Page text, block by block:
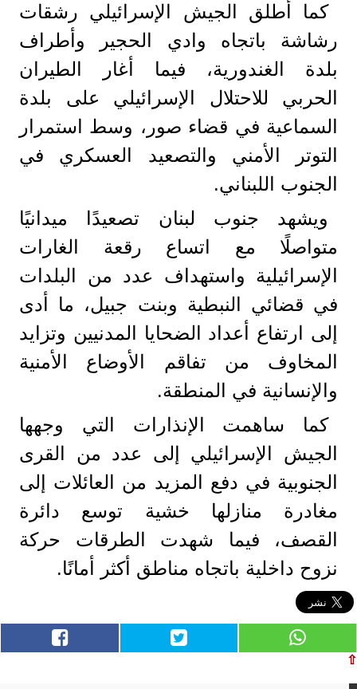
كما أطلق الجيش الإسرائيلي رشقات
رشاشة باتجاه وادي الحجير وأطراف
بلدة الغندورية، فيما أغار الطيران
الحربي للاحتلال الإسرائيلي على بلدة
السماعية في قضاء صور، وسط استمرار
التوتر الأمني والتصعيد العسكري في
الجنوب اللبناني.
ويشهد جنوب لبنان تصعيدًا ميدانيًا
متواصلًا مع اتساع رقعة الغارات
الإسرائيلية واستهداف عدد من البلدات
في قضائي النبطية وبنت جبيل، ما أدى
إلى ارتفاع أعداد الضحايا المدنيين وتزايد
المخاوف من تفاقم الأوضاع الأمنية
والإنسانية في المنطقة.
كما ساهمت الإنذارات التي وجهها
الجيش الإسرائيلي إلى عدد من القرى
الجنوبية في دفع المزيد من العائلات إلى
مغادرة منازلها خشية توسع دائرة
القصف، فيما شهدت الطرقات حركة
نزوح داخلية باتجاه مناطق أكثر أمانًا.
⇧